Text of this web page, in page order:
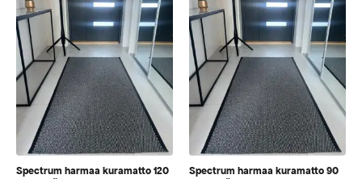
voidaan
valita
tuotteen
sivulla
voidaan
valita
tuotteen
sivulla
Spectrum harmaa kuramatto 120
Spectrum harmaa kuramatto 90